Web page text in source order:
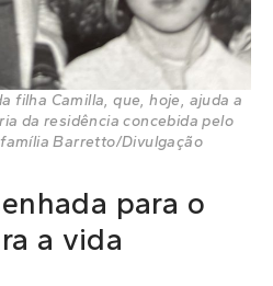
filha Camilla, que, hoje, ajuda a
da residência concebida pelo
Barretto/Divulgação
para o
a vida